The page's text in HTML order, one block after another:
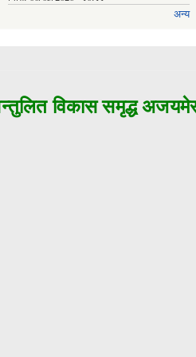
अन्य
विकास समृद्ध